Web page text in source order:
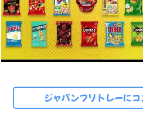
ジャパンフリトレーに